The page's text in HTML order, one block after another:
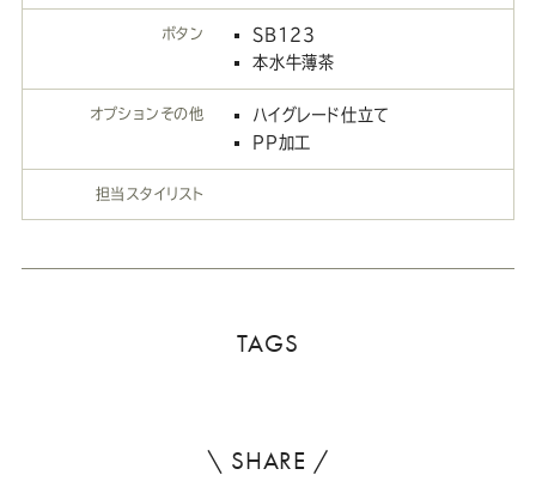
ボタン
SB123
本水牛薄茶
オプションその他
ハイグレード仕立て
PP加工
担当スタイリスト
TAGS
\ SHARE /